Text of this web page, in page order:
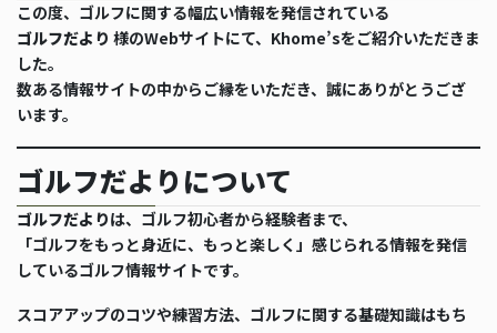
この度、ゴルフに関する幅広い情報を発信されている
ゴルフだより 様のWebサイトにて、Khome’sをご紹介いただきま
した。
数ある情報サイトの中からご縁をいただき、誠にありがとうござ
います。
ゴルフだよりについて
ゴルフだよりは、ゴルフ初心者から経験者まで、
「ゴルフをもっと身近に、もっと楽しく」感じられる情報を発信
しているゴルフ情報サイトです。
スコアアップのコツや練習方法、ゴルフに関する基礎知識はもち